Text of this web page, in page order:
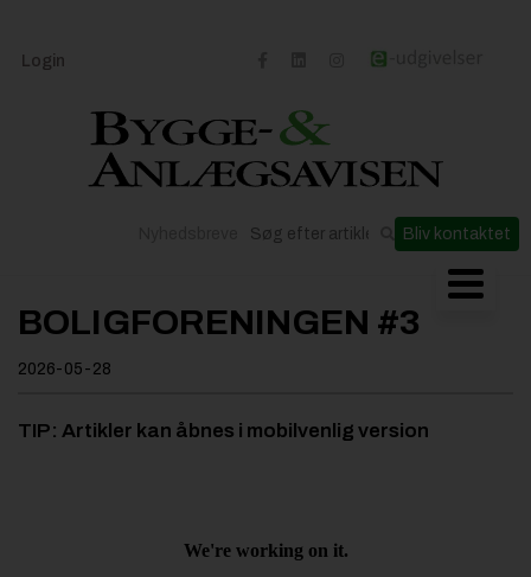
Login
Bliv kontaktet
Byggepladsen
BOLIGFORENINGEN #3
2026-05-28
TIP: Artikler kan åbnes i mobilvenlig version